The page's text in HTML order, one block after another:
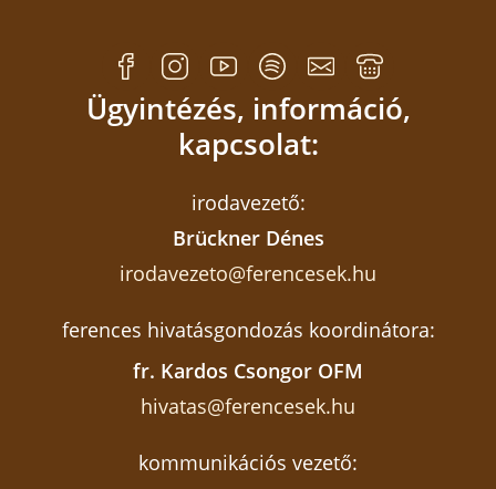
Ügyintézés, információ,
kapcsolat:
irodavezető:
Brückner Dénes
irodavezeto@ferencesek.hu
ferences hivatásgondozás koordinátora:
fr. Kardos Csongor OFM
hivatas@ferencesek.hu
kommunikációs vezető: